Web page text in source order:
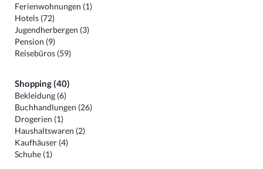
Ferienwohnungen (1)
Hotels (72)
Jugendherbergen (3)
Pension (9)
Reisebüros (59)
Shopping (40)
Bekleidung (6)
Buchhandlungen (26)
Drogerien (1)
Haushaltswaren (2)
Kaufhäuser (4)
Schuhe (1)